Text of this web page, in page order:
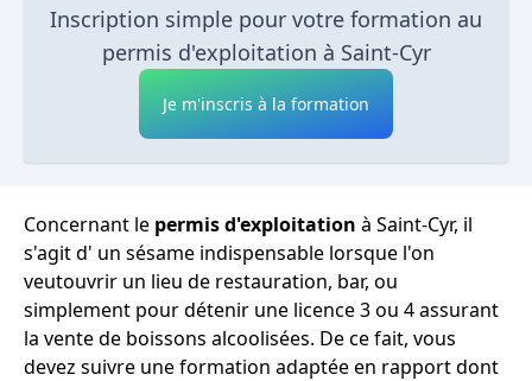
Inscription simple pour votre formation au
permis d'exploitation à Saint-Cyr
Je m'inscris à la formation
Concernant le permis d'exploitation à Saint-Cyr, il
s'agit d' un sésame indispensable lorsque l'on
veutouvrir un lieu de restauration, bar, ou
simplement pour détenir une licence 3 ou 4 assurant
la vente de boissons alcoolisées. De ce fait, vous
devez suivre une formation adaptée en rapport dont